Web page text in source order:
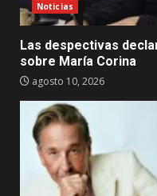
Noticias
Las despectivas
sobre María Corina
agosto 10, 2026